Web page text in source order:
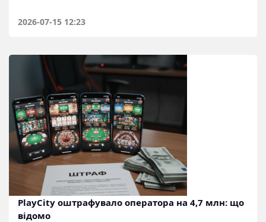
2026-07-15 12:23
PlayCity оштрафувало оператора на 4,7 млн: що
відомо